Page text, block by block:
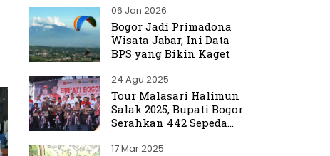
Sektor Pariwisata
06 Jan 2026
Bogor Jadi Primadona
Wisata Jabar, Ini Data
BPS yang Bikin Kaget
24 Agu 2025
Tour Malasari Halimun
Salak 2025, Bupati Bogor
Serahkan 442 Sepeda
17 Mar 2025